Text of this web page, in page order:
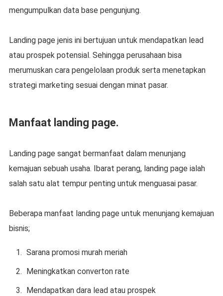
mengumpulkan data base pengunjung.
Landing page jenis ini bertujuan untuk mendapatkan lead
atau prospek potensial. Sehingga perusahaan bisa
merumuskan cara pengelolaan produk serta menetapkan
strategi marketing sesuai dengan minat pasar.
Manfaat landing page.
Landing page sangat bermanfaat dalam menunjang
kemajuan sebuah usaha. Ibarat perang, landing page ialah
salah satu alat tempur penting untuk menguasai pasar.
Beberapa manfaat landing page untuk menunjang kemajuan
bisnis;
Sarana promosi murah meriah
Meningkatkan converton rate
Mendapatkan dara lead atau prospek